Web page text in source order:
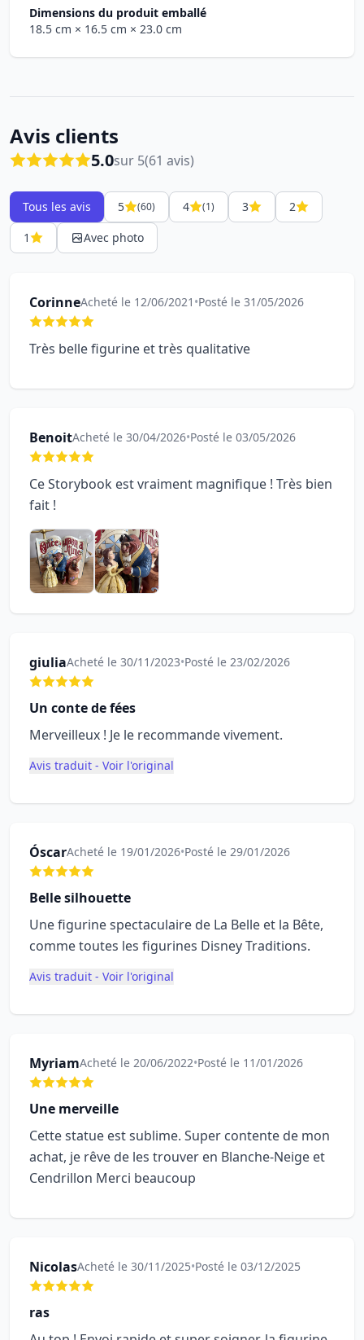
Dimensions du produit emballé
18.5 cm × 16.5 cm × 23.0 cm
Avis clients
5.0sur 5(61 avis)
Tous les avis 5 (60) 4 (1) 3
2
1
Avec photo
CorinneAcheté le 12/06/2021 •Posté le 31/05/2026
Très belle figurine et très qualitative
BenoitAcheté le 30/04/2026•Posté le 03/05/2026
Ce Storybook est vraiment magnifique ! Très bien
fait !
giuliaAcheté le 30/11/2023•Posté le 23/02/2026
Un conte de fées
Merveilleux ! Je le recommande vivement.
Avis traduit - Voir l'original
ÓscarAcheté le 19/01/2026•Posté le 29/01/2026
Belle silhouette
Une figurine spectaculaire de La Belle et la Bête,
comme toutes les figurines Disney Traditions.
Avis traduit - Voir l'original
MyriamAcheté le 20/06/2022•Posté le 11/01/2026
Une merveille
Cette statue est sublime. Super contente de mon
achat, je rêve de les trouver en Blanche-Neige et
Cendrillon Merci beaucoup
NicolasAcheté le 30/11/2025•Posté le 03/12/2025
ras